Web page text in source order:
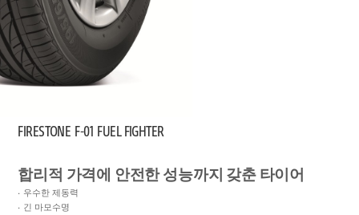
FIRESTONE F-01 FUEL FIGHTER
합리적 가격에 안전한 성능까지 갖춘 타이어
우수한 제동력
긴 마모수명